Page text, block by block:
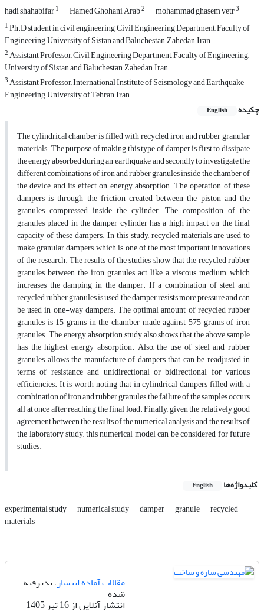
hadi shahabifar1 Hamed Ghohani Arab2 mohammad ghasem vetr3
1Ph.D student in civil engineering, Civil Engineering Department, Faculty of
Engineering, University of Sistan and Baluchestan, Zahedan, Iran
2Assistant Professor, Civil Engineering Department, Faculty of Engineering,
University of Sistan and Baluchestan, Zahedan, Iran
3Assistant Professor, International Institute of Seismology and Earthquake
Engineering, University of Tehran, Iran
چکیده
English
The cylindrical chamber is filled with recycled iron and rubber granular
materials. The purpose of making this type of damper is first to dissipate
the energy absorbed during an earthquake, and secondly to investigate the
different combinations of iron and rubber granules inside the chamber of
the device and its effect on energy absorption. The operation of these
dampers is through the friction created between the piston and the
granules compressed inside the cylinder. The composition of the
granules placed in the damper cylinder has a high impact on the final
capacity of these dampers. In this study, recycled materials are used to
make granular dampers, which is one of the most important innovations
of the research. The results of the studies show that the recycled rubber
granules between the iron granules act like a viscous medium, which
increases the damping in the damper. If a combination of steel and
recycled rubber granules is used, the damper resists more pressure and can
be used in one-way dampers. The optimal amount of recycled rubber
granules is 15 grams in the chamber made against 575 grams of iron
granules. The energy absorption study also shows that the above sample
has the highest energy absorption. Also, the use of steel and rubber
granules allows the manufacture of dampers that can be readjusted in
terms of resistance and unidirectional or bidirectional for various
efficiencies. It is worth noting that in cylindrical dampers filled with a
combination of iron and rubber granules, the failure of the samples occurs
all at once after reaching the final load. Finally, given the relatively good
agreement between the results of the numerical analysis and the results of
the laboratory study, this numerical model can be considered for future
studies.
کلیدواژه‌ها English
experimental study numerical study damper granule recycled
materials
مقالات آماده انتشار، پذیرفته
شده
انتشار آنلاین از 16 تیر 1405